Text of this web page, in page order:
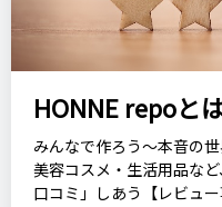
HONNE repoと
みんなで作ろう～本音の
美容コスメ・生活用品な
口コミ」しあう【レビュー